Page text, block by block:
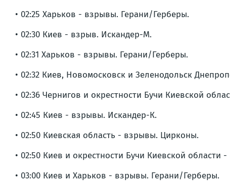
• 02:25 Харьков - взрывы. Герани/Герберы.
• 02:30 Киев - взрыв. Искандер-М.
• 02:31 Харьков - взрывы. Герани/Герберы.
• 02:32 Киев, Новомосковск и Зеленодольск
• 02:36 Чернигов и окрестности Бучи Киевской
• 02:45 Киев - взрывы. Искандер-К.
• 02:50 Киевская область - взрывы. Цирконы.
• 02:50 Киев и окрестности Бучи Киевской
• 03:00 Киев и Харьков - взрывы. Герани/Герберы.